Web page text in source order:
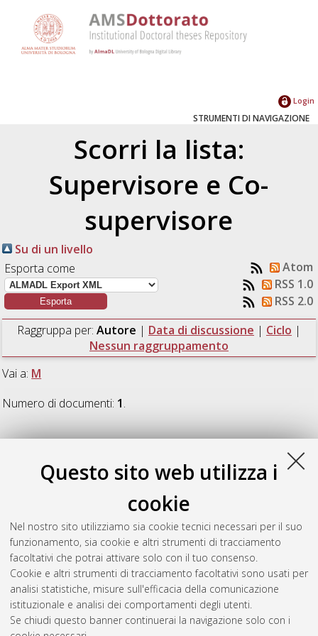
Questo sito web utilizza i
cookie
Nel nostro sito utilizziamo sia cookie tecnici necessari per il suo
funzionamento, sia cookie e altri strumenti di tracciamento
facoltativi che potrai attivare solo con il tuo consenso.
Cookie e altri strumenti di tracciamento facoltativi sono usati per
analisi statistiche, misure sull'efficacia della comunicazione
istituzionale e analisi dei comportamenti degli utenti.
Se chiudi questo banner continuerai la navigazione solo con i
Login
STRUMENTI DI NAVIGAZIONE
Scorri la lista:
Supervisore e Co-
supervisore
Su di un livello
Esporta come
Atom
RSS 1.0
RSS 2.0
Raggruppa per: Autore | Data di discussione | Ciclo |
Nessun raggruppamento
Vai a: M
Numero di documenti: 1.
M
Mariani, Federica(2020)Design and characterization of
Electrochemical Sensors for Organic Bioelectronics
[Dissertation thesis], Alma Mater Studiorum Università di
Bologna. Dottorato di ricerca inChimica, 32 Ciclo. DOI
10.48676/unibo/amsdottorato/9382.
Questa lista e' stata generata il Wed Aug 5 20:44:42 2026